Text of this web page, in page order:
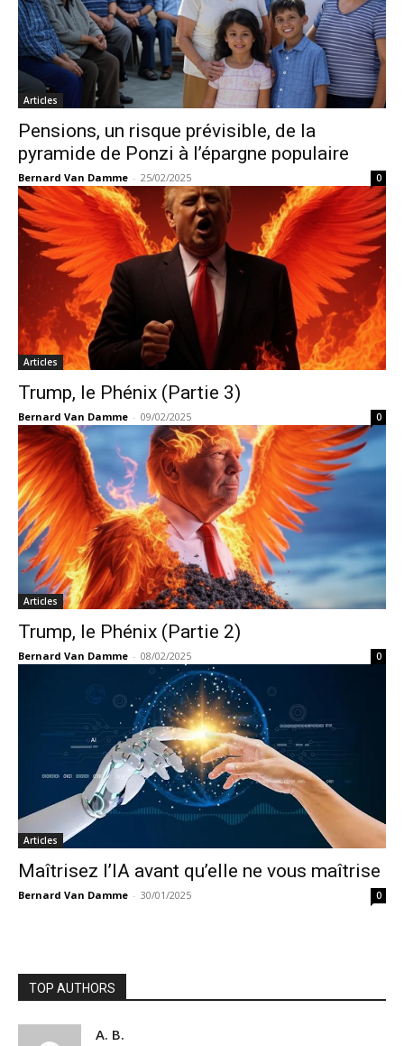
Articles
Pensions, un risque prévisible, de la
pyramide de Ponzi à l’épargne populaire
Bernard Van Damme - 25/02/2025 0
Articles
Trump, le Phénix (Partie 3)
Bernard Van Damme - 09/02/2025 0
Articles
Trump, le Phénix (Partie 2)
Bernard Van Damme - 08/02/2025 0
Articles
Maîtrisez l’IA avant qu’elle ne vous maîtrise
Bernard Van Damme - 30/01/2025 0
TOP AUTHORS
A. B.